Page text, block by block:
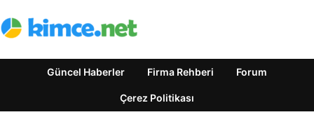
Güncel Haberler Firma Rehberi Forum
Çerez Politikası